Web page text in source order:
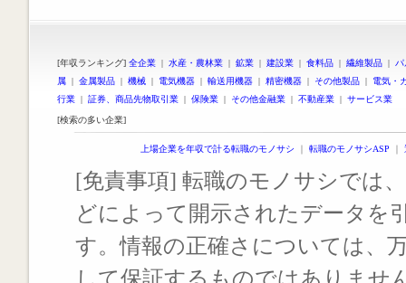
[年収ランキング] 全企業 | 水産・農林業 | 鉱業 | 建設業 | 食料品 | 繊維製品 |
属 | 金属製品 | 機械 | 電気機器 | 輸送用機器 | 精密機器 | その他製品 | 電気・
行業 | 証券、商品先物取引業 | 保険業 | その他金融業 | 不動産業 | サービス業
[検索の多い企業]
上場企業を年収で計る転職のモノサシ ｜ 転職のモノサシASP ｜
[免責事項] 転職のモノサシでは
どによって開示されたデータを
す。情報の正確さについては、
して保証するものではありませ